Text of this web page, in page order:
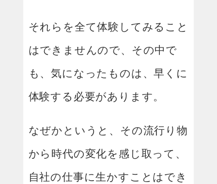
それらを全て体験してみること
はできませんので、その中で
も、気になったものは、早くに
体験する必要があります。
なぜかというと、その流行り物
から時代の変化を感じ取って、
自社の仕事に生かすことはでき